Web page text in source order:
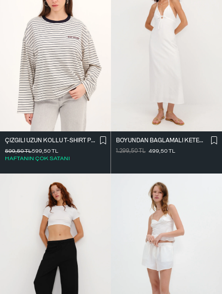
ÇIZGILI UZUN KOLLU T-SHIRT P10522
599,50TL
HAFTANIN ÇOK SATANI
599,50TL
BOYUNDAN BAĞLAMALI KETEN KARIŞIMLI ELBISE E17497
1.299,50TL 499,50TL